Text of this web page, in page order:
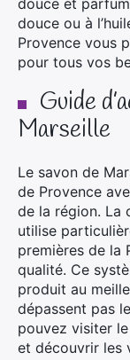
douce et
douce ou à
Provence vous
pour tous vos
Guide
Marseille
Le savon de
de Provence
de la région. La
utilise
premières de la
qualité. Ce
produit au
dépassent pas
pouvez visiter
et découvrir les